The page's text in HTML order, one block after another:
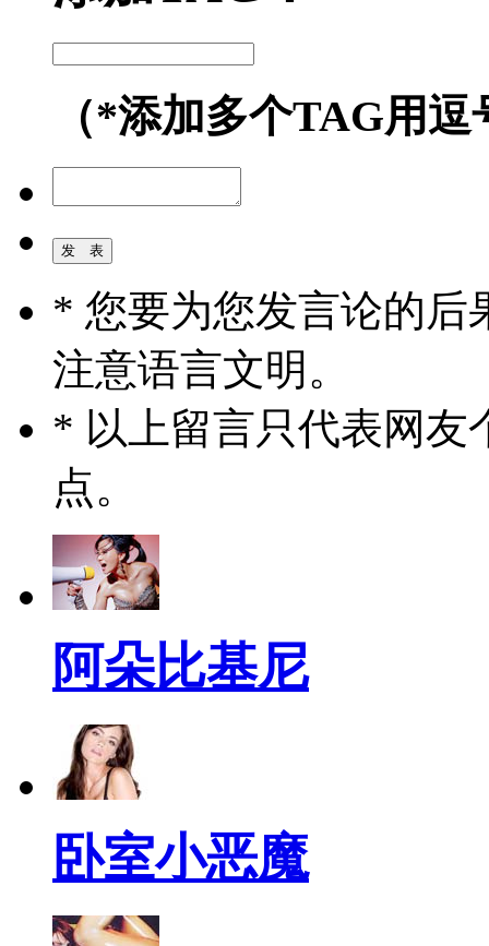
（*添加多个TAG用
* 您要为您发言论的后
注意语言文明。
* 以上留言只代表网友
点。
阿朵比基尼
卧室小恶魔